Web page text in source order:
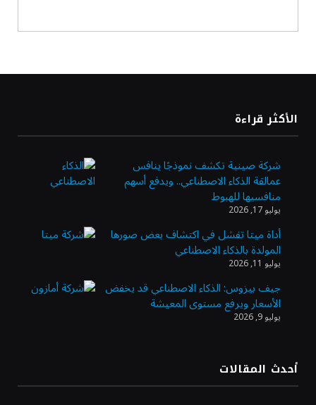
«تاسي» يستهل جلسة الأربعاء بارتفاع طفيف
مدعومًا بالبنوك والمواد الأساسية
“السعودية للطاقة” تعلن نتائج النصف الأول من
2026
النفط يرتد 1% بعد موجة بيع.. وغموض حرب
أمريكا وإيران مستمر
الأكثر قراءة
شركة صينية تكشف نموذجًا ينافس
عمالقة الذكاء الاصطناعي.. ويدفع أسهم
منافسيها للهبوط
يوليو 17, 2026
أداة ميتا تفشل في اكتشاف بعض صورها
المولدة بالذكاء الاصطناعي
يوليو 11, 2026
جيف بيزوس: الذكاء الاصطناعي قد يخفض
الأسعار ويرفع مستوى المعيشة
يوليو 9, 2026
أحدث المقالات